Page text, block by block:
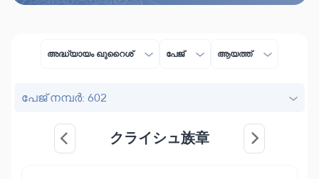
അദ്ധ്യായം ഖുറൈശ് പേജ് ആയത്ത്
പേജ് നമ്പർ: 602
クライシュ族章